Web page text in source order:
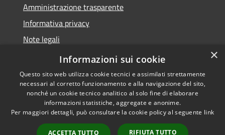
Amministrazione trasparente
Informativa privacy
Note legali
Dichiarazione di accessibilità
Accessibilità
Copyright © 2026 • Comune di
Misinto • Powered by
Municipium• Accesso
×
Informazioni sui cookie
Questo sito web utilizza cookie tecnici e assimilati strettamente
necessari al corretto funzionamento e alla navigazione del sito,
nonché un cookie tecnico analitico al solo fine di elaborare
informazioni statistiche, aggregate e anonime.
Per maggiori dettagli, può consultare la cookie policy al seguente link
ACCETTA TUTTO RIFIUTA TUTTO